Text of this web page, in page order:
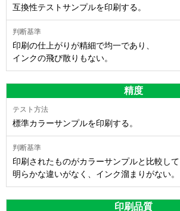
互換性テストサンプルを印刷する。
印刷の仕上がりが精細で均一であり、
インクの飛び散りもない。
精度
標準カラーサンプルを印刷する。
印刷されたものがカラーサンプルと比較して
明らかな違いがなく、インク溜まりがない。
印刷品質